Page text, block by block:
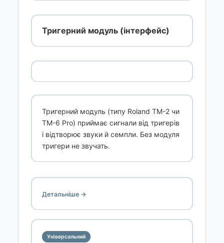
Тригерний модуль (інтерфейс)
Тригерний модуль (типу Roland TM-2 чи
TM-6 Pro) приймає сигнали від тригерів
і відтворює звуки й семпли. Без модуля
тригери не звучать.
Детальніше →
Універсальний